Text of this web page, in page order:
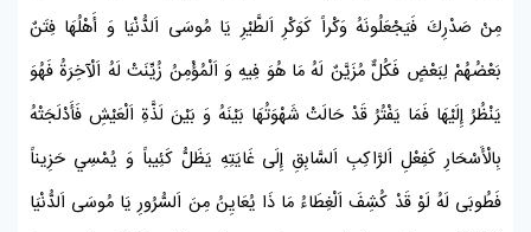
مِنْ صَدْرِكَ فَيَجْعَلُونَهُ وَكْراً كَوَكْرِ اَلطَّيْرِ يَامُوسَى اَلدُّنْيَا وَ أَهْلُهَا فِتَنٌ
بَعْضُهُمْ لِبَعْضٍ فَكُلٌّ مُزَيَّنٌ لَهُ مَا هُوَ فِيهِ وَ اَلْمُؤْمِنُ زُيِّنَتْ لَهُ اَلْآخِرَةُ فَهُوَ
يَنْظُرُ إِلَيْهَا فَمَا يَفْتُرُ قَدْ حَالَتْ شَهْوَتُهَا بَيْنَهُ وَ بَيْنَ لَذَّةِ اَلْعَيْشِ فَأَدْلَجَتْهُ
بِالْأَسْحَارِ كَفِعْلِ اَلرَّاكِبِ اَلسَّابِقِ إِلَى غَايَتِهِ يَظَلُّ كَئِيباً وَ يُمْسِي حَزِيناً
فَطُوبَى لَهُ لَوْ قَدْ كُشِفَ اَلْغِطَاءُ مَا ذَا يُعَايِنُ مِنَ اَلسُّرُورِ يَا مُوسَى اَلدُّنْيَا